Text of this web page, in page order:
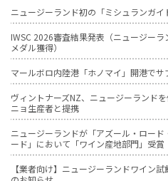
ニュージーランド初の「ミシュランガイ
IWSC 2026審査結果発表（ニュージー
メダル獲得）
マールボロ内陸港「ホノマイ」開港でサ
ヴィントナーズNZ、ニュージーランド
ニョ生産者と提携
ニュージーランドが「アズール・ロード
ード」において「ワイン産地部門」受賞
【業者向け】ニュージーランドワイン